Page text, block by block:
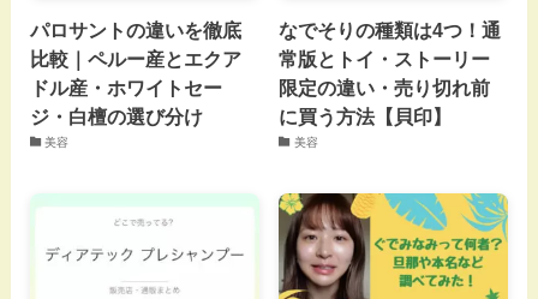
パロサントの違いを徹底
比較｜ペルー産とエクア
ドル産・ホワイトセー
ジ・白檀の選び分け
美容
なでそりの種類は4つ！通
常版とトイ・ストーリー
限定の違い・売り切れ前
に買う方法【貝印】
美容